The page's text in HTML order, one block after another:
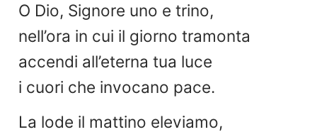
O Dio, Signore uno e trino,
nell’ora in cui il giorno tramonta
accendi all’eterna tua luce
i cuori che invocano pace.
La lode il mattino eleviamo,